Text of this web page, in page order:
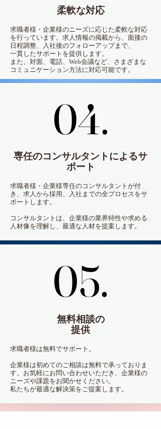
柔軟な対応
求職者様・企業様のニーズに応じた柔軟な対応
を行っています。求人情報の掲載から、面接の
日程調整、入社後のフォローアップまで、
一貫したサポートを提供します。
また、対面、電話、Web会議など、さまざまな
コミュニケーション方法に対応可能です。
04.
04.
専任のコンサルタントによるサ
ポート
求職者様・企業様専任のコンサルタントが付
き、求人から採用、入社までの全プロセスをサ
ポートします。
コンサルタントは、企業様の業界特性や求める
人材像を理解し、最適な人材を提案します。
05.
05.
無料相談の
提供
求職者様は無料でサポート。
企業様は初めてのご相談は無料で承っておりま
す。お気軽にお問い合わせいただき、企業様の
ニーズや課題をお聞かせください。
私たちが最適な解決策をご提案します。